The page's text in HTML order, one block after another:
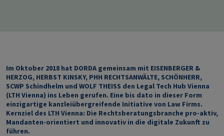
Im Oktober 2018 hat DORDA gemeinsam mit EISENBERGER &
HERZOG, HERBST KINSKY, PHH RECHTSANWÄLTE, SCHÖNHERR,
SCWP Schindhelm und WOLF THEISS den Legal Tech Hub Vienna
(LTH Vienna) ins Leben gerufen. Eine bis dato in dieser Form
einzigartige kanzleiübergreifende Initiative von Law Firms.
Kernziel des LTH Vienna: Die Rechtsberatungsbranche pro-aktiv,
Mandanten-orientiert und innovativ in die digitale Zukunft zu
führen.